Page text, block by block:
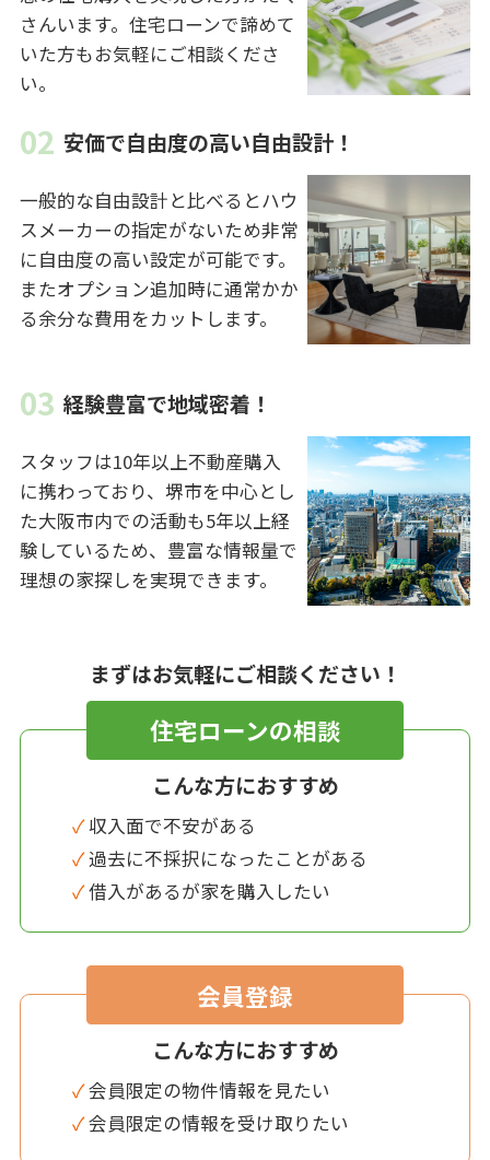
さんいます。住宅ローンで諦めて
いた方もお気軽にご相談くださ
い。
安価で自由度の高い自由設計！
一般的な自由設計と比べるとハウ
スメーカーの指定がないため非常
に自由度の高い設定が可能です。
またオプション追加時に通常かか
る余分な費用をカットします。
経験豊富で地域密着！
スタッフは10年以上不動産購入
に携わっており、堺市を中心とし
た大阪市内での活動も5年以上経
験しているため、豊富な情報量で
理想の家探しを実現できます。
まずはお気軽にご相談ください！
住宅ローンの相談
こんな方におすすめ
✓ 収入面で不安がある
✓ 過去に不採択になったことがある
✓ 借入があるが家を購入したい
会員登録
こんな方におすすめ
✓ 会員限定の物件情報を見たい
✓ 会員限定の情報を受け取りたい